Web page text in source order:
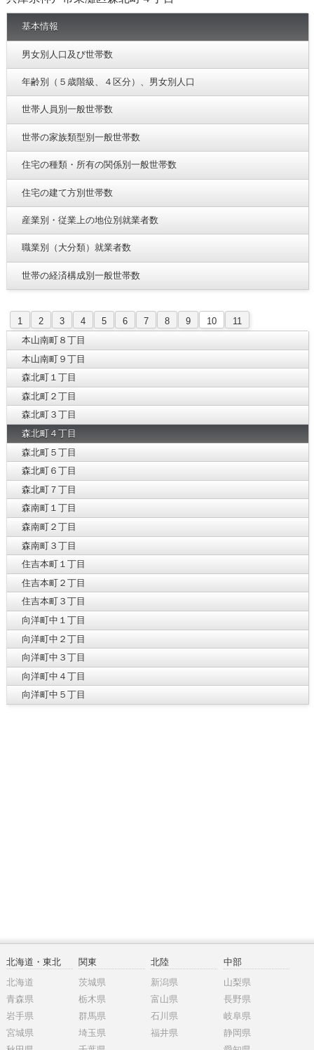
基本情報
男女別人口及び世帯数
年齢別（５歳階級、４区分）、男女別人口
世帯人員別一般世帯数
世帯の家族類型別一般世帯数
住宅の種類・所有の関係別一般世帯数
住宅の建て方別世帯数
産業別・従業上の地位別就業者数
職業別（大分類）就業者数
世帯の経済構成別一般世帯数
1 2 3 4 5 6 7 8 9 10
11
本山南町８丁目
本山南町９丁目
森北町１丁目
森北町２丁目
森北町３丁目
森北町４丁目
森北町５丁目
森北町６丁目
森北町７丁目
森南町１丁目
森南町２丁目
森南町３丁目
住吉本町１丁目
住吉本町２丁目
住吉本町３丁目
向洋町中１丁目
向洋町中２丁目
向洋町中３丁目
向洋町中４丁目
向洋町中５丁目
北海道・東北
北海道
青森県
岩手県
宮城県
関東
茨城県
栃木県
群馬県
埼玉県
北陸
新潟県
富山県
石川県
福井県
中部
山梨県
長野県
岐阜県
静岡県